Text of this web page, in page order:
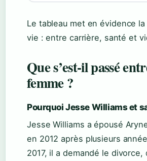
Le tableau met en évidence
vie : entre carrière, santé et
Que s’est-il passé
femme ?
Pourquoi Jesse Williams et
Jesse Williams a épousé
en 2012 après plusieurs
2017, il a demandé le